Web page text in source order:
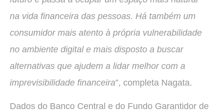
na vida financeira das pessoas. Há também um
consumidor mais atento à própria vulnerabilidade
no ambiente digital e mais disposto a buscar
alternativas que ajudem a lidar melhor com a
imprevisibilidade financeira”, completa Nagata.
Dados do Banco Central e do Fundo Garantidor de